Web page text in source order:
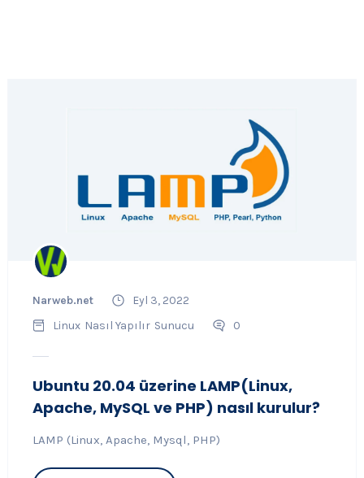
Narweb.net
Eyl 3, 2022
Linux Nasıl Yapılır Sunucu 0
Ubuntu 20.04 üzerine LAMP(Linux,
Apache, MySQL ve PHP) nasıl kurulur?
LAMP (Linux, Apache, Mysql, PHP)